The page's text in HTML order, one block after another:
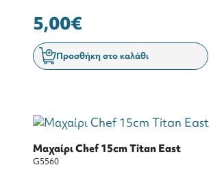
5,00€
Προσθήκη στο καλάθι
Μαχαίρι Chef 15cm Titan East
G5560